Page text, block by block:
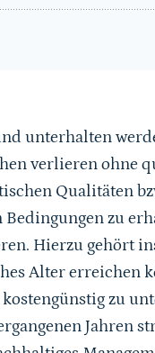
unterhalten
verlieren ohne
Qualitäten
zu
Hierzu gehört
Alter erreichen
zu
Jahren